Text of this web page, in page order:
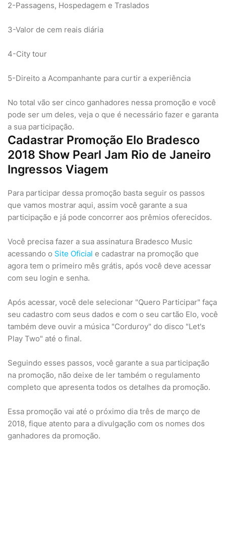
2-Passagens, Hospedagem e Traslados
3-Valor de cem reais diária
4-City tour
5-Direito a Acompanhante para curtir a experiência
No total vão ser cinco ganhadores nessa promoção e você
pode ser um deles, veja o que é necessário fazer e garanta
a sua participação.
Cadastrar Promoção Elo Bradesco
2018 Show Pearl Jam Rio de Janeiro
Ingressos Viagem
Para participar dessa promoção basta seguir os passos
que vamos mostrar aqui, assim você garante a sua
participação e já pode concorrer aos prêmios oferecidos.
Você precisa fazer a sua assinatura Bradesco Music
acessando o Site Oficial e cadastrar na promoção que
agora tem o primeiro mês grátis, após você deve acessar
com seu login e senha.
Após acessar, você dele selecionar "Quero Participar" faça
seu cadastro com seus dados e com o seu cartão Elo, você
também deve ouvir a música "Corduroy" do disco "Let's
Play Two" até o final.
Seguindo esses passos, você garante a sua participação
na promoção, não deixe de ler também o regulamento
completo que apresenta todos os detalhes da promoção.
Essa promoção vai até o próximo dia três de março de
2018, fique atento para a divulgação com os nomes dos
ganhadores da promoção.